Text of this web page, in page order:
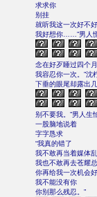
求求你
别挂
就听我这一次好不好
我好想你……”男人
念在好歹睡过四个月
我容忍你一次。”沈
下垂的眼尾却露出
别不要我。”男人生
一股脑地说着
字字恳求
“我真的错了
我不敢再当着媒体
我也不敢再去苍耀
你再给我一次机会
我不能没有你
你别那么残忍。”